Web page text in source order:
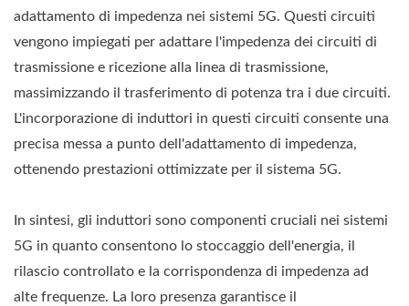
adattamento di impedenza nei sistemi 5G. Questi circuiti
vengono impiegati per adattare l'impedenza dei circuiti di
trasmissione e ricezione alla linea di trasmissione,
massimizzando il trasferimento di potenza tra i due circuiti.
L'incorporazione di induttori in questi circuiti consente una
precisa messa a punto dell'adattamento di impedenza,
ottenendo prestazioni ottimizzate per il sistema 5G.
In sintesi, gli induttori sono componenti cruciali nei sistemi
5G in quanto consentono lo stoccaggio dell'energia, il
rilascio controllato e la corrispondenza di impedenza ad
alte frequenze. La loro presenza garantisce il